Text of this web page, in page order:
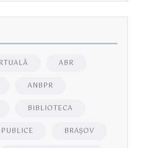
ABR
ANBPR
BIBLIOTECA
BRAŞOV